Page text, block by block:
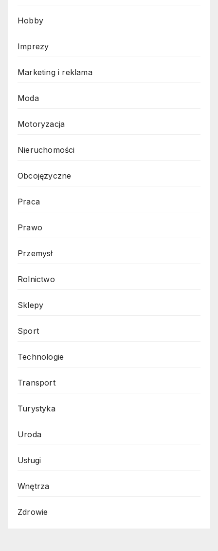
Hobby
Imprezy
Marketing i reklama
Moda
Motoryzacja
Nieruchomości
Obcojęzyczne
Praca
Prawo
Przemysł
Rolnictwo
Sklepy
Sport
Technologie
Transport
Turystyka
Uroda
Usługi
Wnętrza
Zdrowie